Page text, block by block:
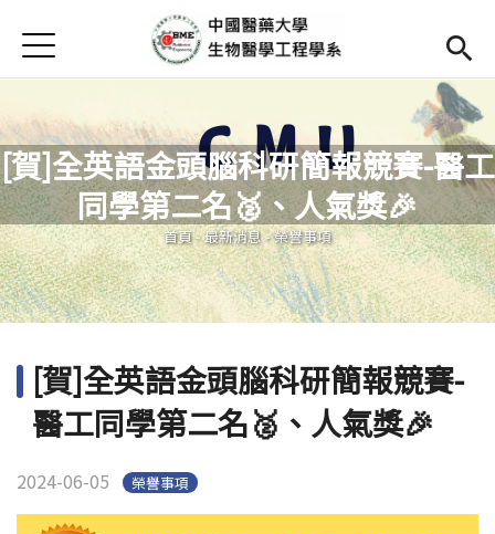
首頁
Open submenu (高中專區)
高中專區
最新消息
Open submenu (學系簡介)
學系簡介
Open
本系成員
Open
課程資訊
Open submenu (重要連結)
重要連結
Jump to Navigation
Jump to Main content
[賀]全英語金頭腦科研簡報競賽-醫工
同學第二名🥈、人氣獎🎉
您在這裡
首頁-最新消息-榮譽事項
[賀]全英語金頭腦科研簡報競賽-
醫工同學第二名🥈、人氣獎🎉
2024-06-05 榮譽事項